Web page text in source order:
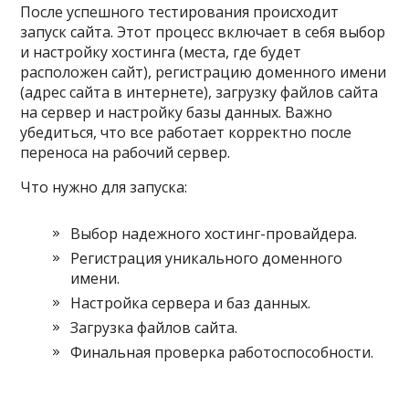
После успешного тестирования происходит
запуск сайта. Этот процесс включает в себя выбор
и настройку хостинга (места, где будет
расположен сайт), регистрацию доменного имени
(адрес сайта в интернете), загрузку файлов сайта
на сервер и настройку базы данных. Важно
убедиться, что все работает корректно после
переноса на рабочий сервер.
Что нужно для запуска:
Выбор надежного хостинг-провайдера.
Регистрация уникального доменного
имени.
Настройка сервера и баз данных.
Загрузка файлов сайта.
Финальная проверка работоспособности.